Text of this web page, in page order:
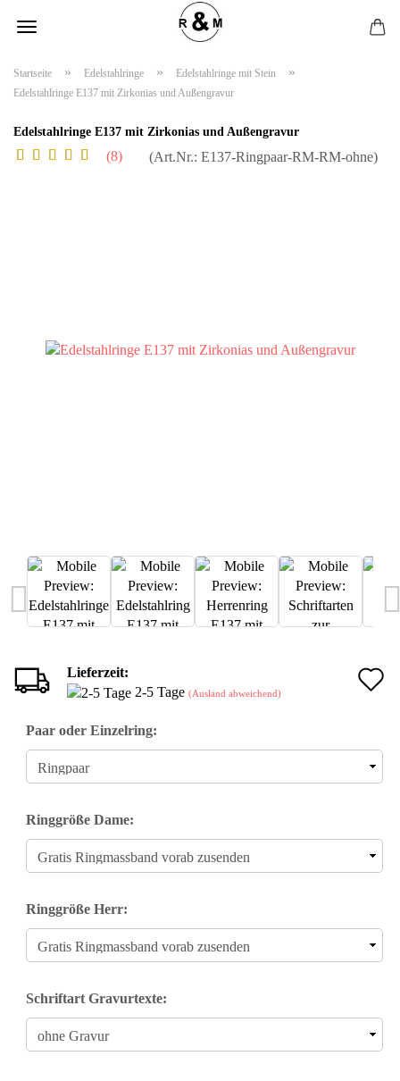
Startseite » Edelstahlringe » Edelstahlringe mit Stein »
Edelstahlringe E137 mit Zirkonias und Außengravur
Edelstahlringe E137 mit Zirkonias und Außengravur
8 (Art.Nr.: E137-Ringpaar-RM-RM-ohne)
Lieferzeit:
2-5 Tage (Ausland abweichend)
Paar oder Einzelring:
Ringgröße Dame:
Ringgröße Herr:
Schriftart Gravurtexte: